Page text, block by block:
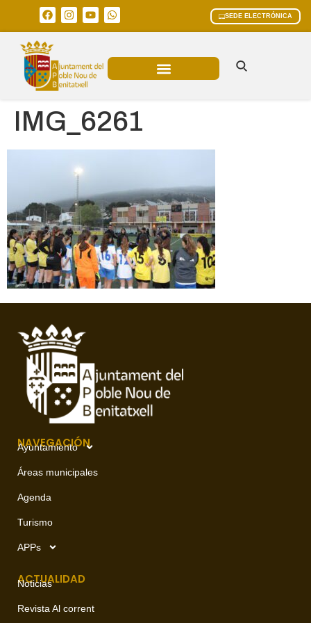
SEDE ELECTRÓNICA
IMG_6261
NAVEGACIÓN
Ayuntamiento
Áreas municipales
Agenda
Turismo
APPs
ACTUALIDAD
Noticias
Revista Al corrent